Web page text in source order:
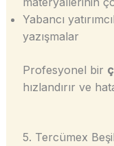
Yabancı
yazışmalar
Profesyonel bir
hızlandırır ve
5. Tercümex